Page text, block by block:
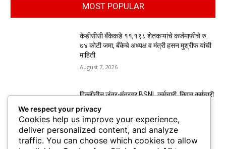
MOST POPULAR
केडीसीसी बँकेकडे ११,१९८ शेतकऱ्यांचे कर्जमाफीचे रु.
७४ कोटी जमा, बँकेचे अध्यक्ष व मंत्री हसन मुश्रीफ यांची
माहिती
August 7, 2026
दिल्लीतील जंतर-मंतरवर BSNL कर्मचारी, निवृत्त कर्मचारी
August 7, 2026
We respect your privacy
Cookies help us improve your experience,
deliver personalized content, and analyze
traffic. You can choose which cookies to allow